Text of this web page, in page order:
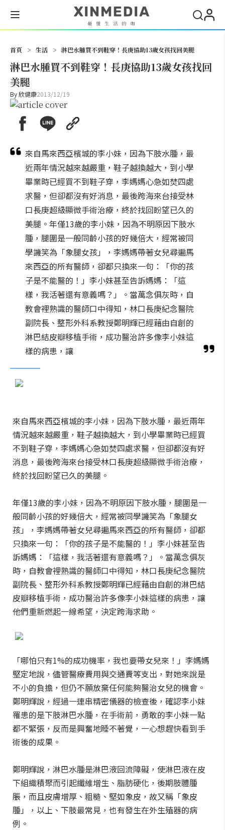
首頁 > 生活 > 淋巴水腫買不到鞋穿！長庚協助13歲女孩找回美腿
淋巴水腫買不到鞋穿！長庚協助13歲女孩找回
美腿
By欣健康2013/12/19
來自馬來西亞檳城的李小妹，因為下肢水腫，最
近兩年情況越來越嚴重，鞋子越換越大，到小學
畢業時已經買不到鞋子穿，李媽媽心急如焚四處
求醫，但卻都沒有好消息，最後跨海來台接受林
口長庚超級顯微手術治療，終於找回盼望已久的
美腿。年僅13歲的李小妹，因為不明原因下肢水
腫，腿圍是一般同齡小孩的好幾倍大，經常被同
學譏笑為「象腿女孩」，李媽媽帶著女兒尋遍馬
來西亞的所有醫師，卻都只換來一句：「你的孩
子是不能醫的！」李小妹甚至告訴媽媽：「這
樣，我活著還有意義嗎？」。當萬念俱灰時，自
教會裡熟識的醫師口中得知，林口長庚紀念醫院
副院長、整形外科系教授鄭明輝已經藉由自創的
淋巴結皮瓣移植手術，成功醫治許多像李小妹這
樣的病患，讓
來自馬來西亞檳城的李小妹，因為下肢水腫，最近兩年
情況越來越嚴重，鞋子越換越大，到小學畢業時已經買
不到鞋子穿，李媽媽心急如焚四處求醫，但卻都沒有好
消息，最後跨海來台接受林口長庚超級顯微手術治療，
終於找回盼望已久的美腿。
年僅13歲的李小妹，因為不明原因下肢水腫，腿圍是一
般同齡小孩的好幾倍大，經常被同學譏笑為「象腿女
孩」，李媽媽帶著女兒尋遍馬來西亞的所有醫師，卻都
只換來一句：「你的孩子是不能醫的！」李小妹甚至告
訴媽媽：「這樣，我活著還有意義嗎？」。當萬念俱灰
時，自教會裡熟識的醫師口中得知，林口長庚紀念醫院
副院長、整形外科系教授鄭明輝已經藉由自創的淋巴結
皮瓣移植手術，成功醫治許多像李小妹這樣的病患，讓
他們重新燃起一線希望，決定跨海求助。
「哪怕只有1%的成功機率，我也要帶女兒來！」李媽媽
堅定地說，儘管醫療費用與交通費等支出，對她來說是
不小的負擔，但仍不願放棄任何能夠醫治女兒的機會。
鄭明輝說，經過一連串精密儀器的檢查後，確認李小妹
罹患的是下肢淋巴水腫，在手術前，勇敢的李小妹一點
都不緊張，反而是興奮地睡不著覺，一心想趕快看到手
術後的成果。
鄭明輝說，淋巴水腫是淋巴液回流障礙，使淋巴液在皮
下組織積聚而引起纖維增生、脂肪硬化，後期肢體腫
脹，而且皮膚增厚、粗糙、堅如象皮，故又稱「象皮
腫」，以上、下肢最常見，也有發生在外生殖器的病
例。